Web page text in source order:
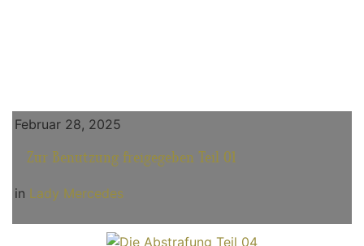
Februar 28, 2025
Zur Benutzung freigegeben Teil 01
in Lady Mercedes